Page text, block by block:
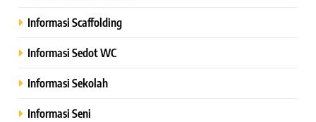
Informasi Scaffolding
Informasi Sedot WC
Informasi Sekolah
Informasi Seni